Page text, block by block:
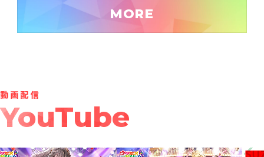
MORE
YouTube